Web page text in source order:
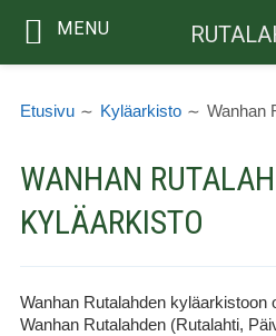
sisältöön
Etusivu Kyläarkisto Wanhan
WANHAN
KYLÄARKISTO
Wanhan Rutalahden kyläarkistoon
Wanhan Rutalahden (Rutalahti,
MENU